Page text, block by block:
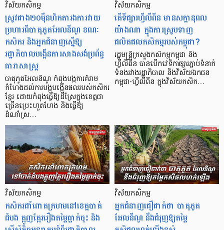
វិស័យកសិកម្ម
ស្រូវជាង២០ម៉ឺនហិកតារងការវាយ
ប្រហារពីបាតុភូតអែលនីណូ ខណៈ
កសិករ និងអ្នកជំនាញស្នើឱ្យ
រដ្ឋាភិបាលបង្កើនការសាងសង់ប្រព័ន្ធ
ធារាសាស្ត្រ
បាតុភូតអែលនីណូ កំពុងបង្កការគំរាម
កំហែងដល់ការបង្កបង្កើនផលរបស់កសិករ
ខ្មែរ ដោយកំពុងធ្វើឱ្យដីស្រែក្នុងខេត្តជា
ច្រើនប្រេះហួតហែង និងធ្វើឱ្យ
ដំណាំស្រ…
វិស័យកសិកម្ម
តើទីផ្សារហ្វីលីពីន មានសក្តានុពល
យ៉ាងណា ក្នុងការស្រូបទាញ
ផលិតផលកសិកម្មរបស់កម្ពុជា?
រដ្ឋមន្ត្រីក្រសួងកសិកម្មកម្ពុជា និង
ហ្វីលីពីន បានបើកវេទិកាផ្សារភ្ជាប់ទំនាក់
ទំនងរវាងរដ្ឋាភិបាល និងវិស័យឯកជន
កម្ពុជា-ហ្វីលីពីន ក្នុងវិស័យកសិក…
វិស័យកសិកម្ម
កសិករដាំពោតក្រហមនៅខេត្តបាត់
ដំបង ត្អូញត្អែររឿងតម្លៃធ្លាក់ចុះ និង
វិស័យកសិកម្ម
អ្នកជំនាញជឿជាក់ថា បាតុភូត
អែលនីណូ នឹងជំរុញឱ្យតម្លៃ